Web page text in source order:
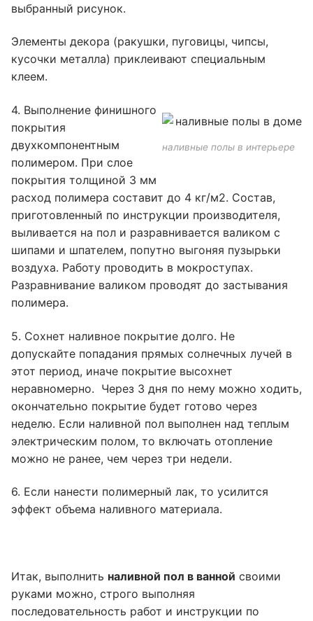
выбранный рисунок.
Элементы декора (ракушки, пуговицы, чипсы,
кусочки металла) приклеивают специальным
клеем.
наливные полы в интерьере
4. Выполнение финишного
покрытия
двухкомпонентным
полимером. При слое
покрытия толщиной 3 мм
расход полимера составит до 4 кг/м2. Состав,
приготовленный по инструкции производителя,
выливается на пол и разравнивается валиком с
шипами и шпателем, попутно выгоняя пузырьки
воздуха. Работу проводить в мокроступах.
Разравнивание валиком проводят до застывания
полимера.
5. Сохнет наливное покрытие долго. Не
допускайте попадания прямых солнечных лучей в
этот период, иначе покрытие высохнет
неравномерно. Через 3 дня по нему можно ходить,
окончательно покрытие будет готово через
неделю. Если наливной пол выполнен над теплым
электрическим полом, то включать отопление
можно не ранее, чем через три недели.
6. Если нанести полимерный лак, то усилится
эффект объема наливного материала.
Итак, выполнить наливной пол в ванной своими
руками можно, строго выполняя
последовательность работ и инструкции по